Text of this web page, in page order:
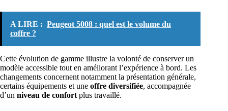
A LIRE : Peugeot 5008 : quel est le volume du
coffre ?
Cette évolution de gamme illustre la volonté de conserver un
modèle accessible tout en améliorant l’expérience à bord. Les
changements concernent notamment la présentation générale,
certains équipements et une offre diversifiée, accompagnée
d’un niveau de confort plus travaillé.